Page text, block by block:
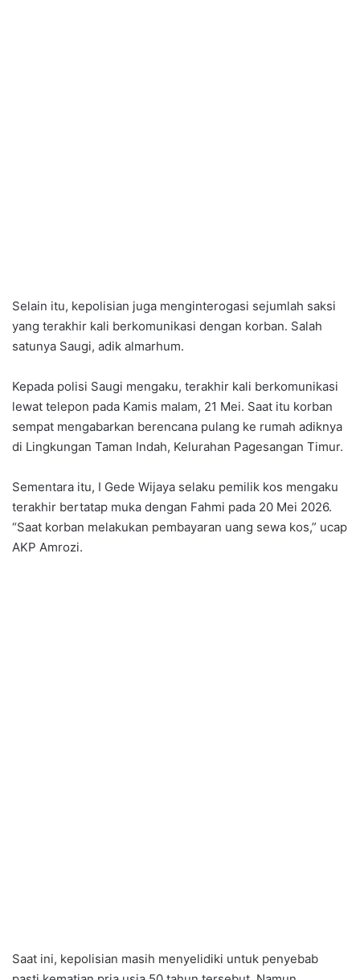
Selain itu, kepolisian juga menginterogasi sejumlah saksi
yang terakhir kali berkomunikasi dengan korban. Salah
satunya Saugi, adik almarhum.
Kepada polisi Saugi mengaku, terakhir kali berkomunikasi
lewat telepon pada Kamis malam, 21 Mei. Saat itu korban
sempat mengabarkan berencana pulang ke rumah adiknya
di Lingkungan Taman Indah, Kelurahan Pagesangan Timur.
Sementara itu, I Gede Wijaya selaku pemilik kos mengaku
terakhir bertatap muka dengan Fahmi pada 20 Mei 2026.
“Saat korban melakukan pembayaran uang sewa kos,” ucap
AKP Amrozi.
Saat ini, kepolisian masih menyelidiki untuk penyebab